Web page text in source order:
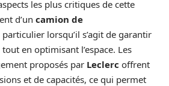
les plus critiques de cette
d’un camion de
particulier lorsqu’il s’agit de garantir
en optimisant l’espace. Les
proposés par Leclerc offrent
et de capacités, ce qui permet